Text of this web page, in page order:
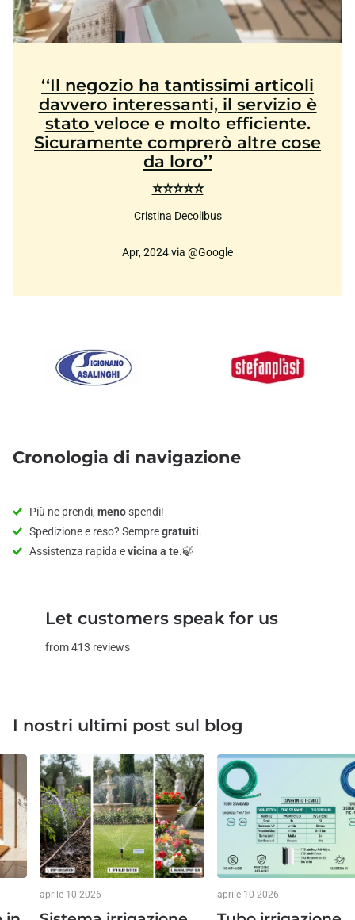
‘‘Il negozio ha tantissimi articoli
davvero interessanti, il servizio è
stato veloce e molto efficiente.
Sicuramente comprerò altre cose
da loro’’
⭐⭐⭐⭐⭐
Cristina Decolibus
Apr, 2024 via @Google
Cronologia di navigazione
Più ne prendi, menospendi!
Spedizione e reso? Sempregratuiti.
Assistenza rapida evicina a te.🍃
Let customers speak for us
from 413 reviews
I nostri ultimi post sul blog
aprile 10 2026 aprile 10 2026